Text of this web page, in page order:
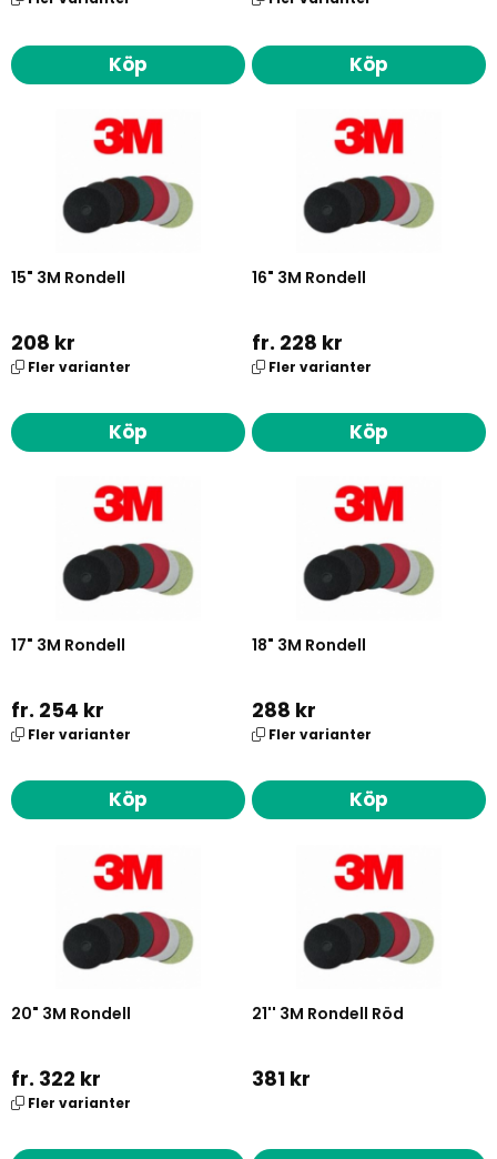
Köp Köp
15" 3M Rondell
208 kr
Fler varianter
Köp
16" 3M Rondell
fr. 228 kr
Fler varianter
Köp
17" 3M Rondell
fr. 254 kr
Fler varianter
Köp
18" 3M Rondell
288 kr
Fler varianter
Köp
20" 3M Rondell
fr. 322 kr
Fler varianter
21'' 3M Rondell Röd
381 kr